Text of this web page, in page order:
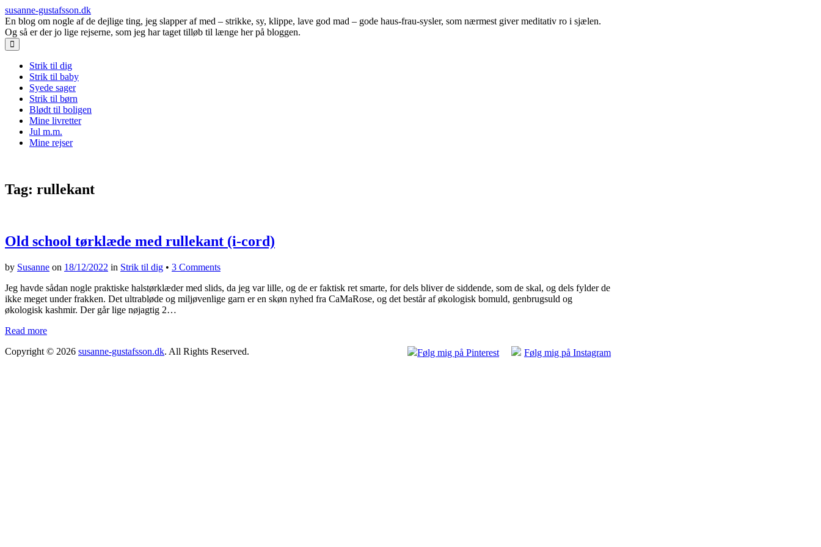
susanne-gustafsson.dk
En blog om nogle af de dejlige ting, jeg slapper af med – strikke, sy, klippe, lave god mad – gode haus-frau-sysler, som nærmest giver meditativ ro i sjælen.
Og så er der jo lige rejserne, som jeg har taget tilløb til længe her på bloggen.
Main
menu
Skip
content
Strik til dig
Strik til baby
Syede sager
Strik til børn
Blødt til boligen
Mine livretter
Jul m.m.
Mine rejser
Tag: rullekant
Old school tørklæde med rullekant (i-cord)
by Susanne on 18/12/2022 in Strik til dig • 3 Comments
Jeg havde sådan nogle praktiske halstørklæder med slids, da jeg var lille, og de er faktisk ret smarte, for dels bliver de siddende, som de skal, og dels fylder de
ikke meget under frakken. Det ultrabløde og miljøvenlige garn er en skøn nyhed fra CaMaRose, og det består af økologisk bomuld, genbrugsuld og
økologisk kashmir. Der går lige nøjagtig 2…
Read more
Copyright © 2026 susanne-gustafsson.dk. All Rights Reserved. Følg mig på Pinterest Følg mig på Instagram